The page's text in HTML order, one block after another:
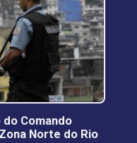
Comando
Norte do Rio